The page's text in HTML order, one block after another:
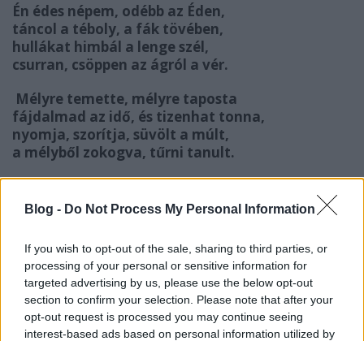
Blog - Do Not Process My Personal Information
If you wish to opt-out of the sale, sharing to third parties, or
processing of your personal or sensitive information for
targeted advertising by us, please use the below opt-out
section to confirm your selection. Please note that after your
opt-out request is processed you may continue seeing
interest-based ads based on personal information utilized by
Én édes népem, odébb az Éden,
táncol a téboly, a fák tövében,
hullákat himbál a lenge szél,
csurran, csöppen az ágról a vér.
Mélyre temette, mélyre taposta
fájdalmad az idő, és tizenhat tonna,
nyomja, szorítja, süvölt a múlt,
a mélyből zokogva, tűrni tanult.
ki árult kit el, mikor és miért?
Zihál a múlt, bosszúért liheg
s halálig őrzi titkát szíved.
És elő-előbugyog a métely a méreg,
hízott és hízik rajt’ megannyi féreg,
Most új pimaszok és új uraságok
osztják az észt és szedik a sápot,